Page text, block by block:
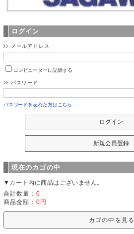
ログイン
メールアドレス
コンピューターに記憶する
パスワード
パスワードを忘れた方はこちら
現在のカゴの中
▼カート内に商品はございません。
合計数量： 0
商品金額： 0円
カゴの中を見る